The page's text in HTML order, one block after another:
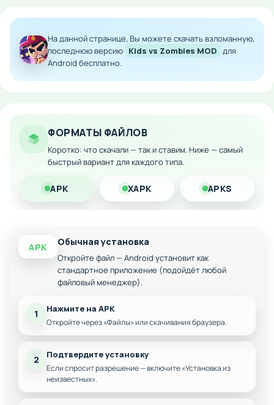
поединках с соперниками — это откроет перед вами новые
виды вооружения, редкие боевые навыки и ценные трофеи.
Расширяйте вашу личную коллекцию уникальных наград и
становитесь сильнее с каждой победой.
Бесплатные внутриигровые покупки
Полный доступ ко всему оружию и экипировке
Разблокированные специальные способности
Без ограничений на приобретение наград
На данной странице, Вы можете скачать взломанную,
последнюю версию Kids vs Zombies MOD для
Android бесплатно.
ФОРМАТЫ ФАЙЛОВ
Коротко: что скачали — так и ставим. Ниже — самый
быстрый вариант для каждого типа.
APK XAPK APKS
APK Обычная установка
Откройте файл — Android установит как
стандартное приложение (подойдёт любой
файловый менеджер).
1 Нажмите на APK
Откройте через «Файлы» или скачивания браузера.
2 Подтвердите установку
Если спросит разрешение — включите «Установка из
неизвестных».